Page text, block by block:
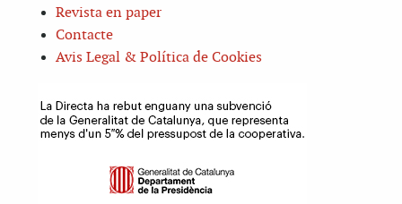
Revista en paper
Contacte
Avis Legal & Política de Cookies